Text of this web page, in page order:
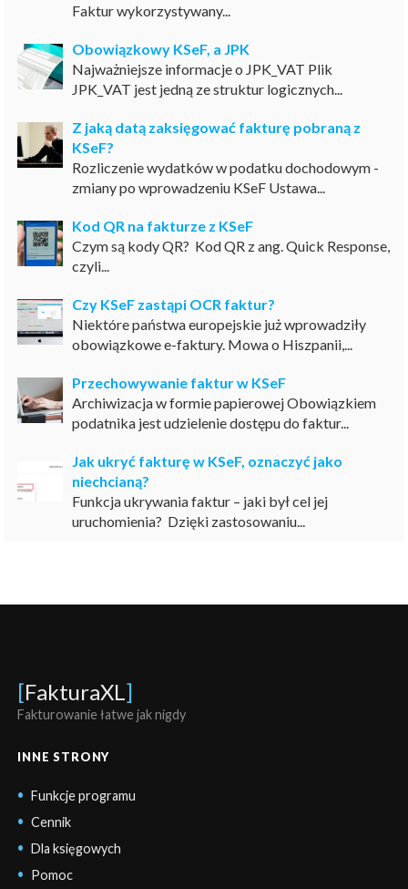
Faktur wykorzystywany...
Obowiązkowy KSeF, a JPK
Najważniejsze informacje o JPK_VAT Plik
JPK_VAT jest jedną ze struktur logicznych...
Z jaką datą zaksięgować fakturę pobraną z
KSeF?
Rozliczenie wydatków w podatku dochodowym -
zmiany po wprowadzeniu KSeF Ustawa...
Kod QR na fakturze z KSeF
Czym są kody QR? Kod QR z ang. Quick Response,
czyli...
Czy KSeF zastąpi OCR faktur?
Niektóre państwa europejskie już wprowadziły
obowiązkowe e-faktury. Mowa o Hiszpanii,...
Przechowywanie faktur w KSeF
Archiwizacja w formie papierowej Obowiązkiem
podatnika jest udzielenie dostępu do faktur...
Jak ukryć fakturę w KSeF, oznaczyć jako
niechcianą?
Funkcja ukrywania faktur – jaki był cel jej
uruchomienia? Dzięki zastosowaniu...
[FakturaXL ]
Fakturowanie łatwe jak nigdy
INNE STRONY
Funkcje programu
Cennik
Dla księgowych
Pomoc